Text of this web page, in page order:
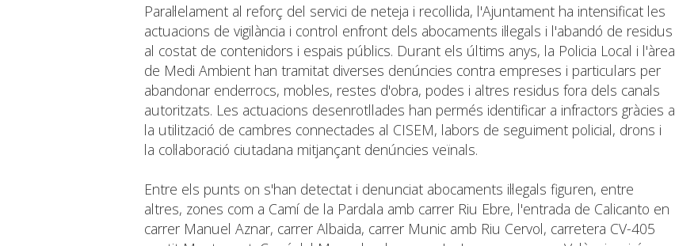
Paral·lelament al reforç del servici de neteja i recollida, l'Ajuntament ha intensificat les
actuacions de vigilància i control enfront dels abocaments il·legals i l'abandó de residus
al costat de contenidors i espais públics. Durant els últims anys, la Policia Local i l'àrea
de Medi Ambient han tramitat diverses denúncies contra empreses i particulars per
abandonar enderrocs, mobles, restes d'obra, podes i altres residus fora dels canals
autoritzats. Les actuacions desenrotllades han permés identificar a infractors gràcies a
la utilització de cambres connectades al CISEM, labors de seguiment policial, drons i
la col·laboració ciutadana mitjançant denúncies veïnals.
Entre els punts on s'han detectat i denunciat abocaments il·legals figuren, entre
altres, zones com a Camí de la Pardala amb carrer Riu Ebre, l'entrada de Calicanto en
carrer Manuel Aznar, carrer Albaida, carrer Munic amb Riu Cervol, carretera CV-405